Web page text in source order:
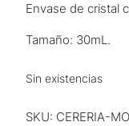
Envase de cristal
Tamaño: 30mL.
Sin existencias
SKU: CERERIA-